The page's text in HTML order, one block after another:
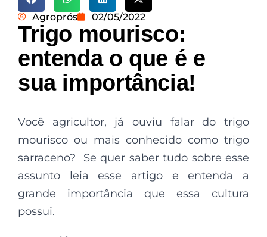
Agroprós 02/05/2022
Trigo mourisco:
entenda o que é e
sua importância!
Você agricultor, já ouviu falar do trigo
mourisco ou mais conhecido como trigo
sarraceno? Se quer saber tudo sobre esse
assunto leia esse artigo e entenda a
grande importância que essa cultura
possui.